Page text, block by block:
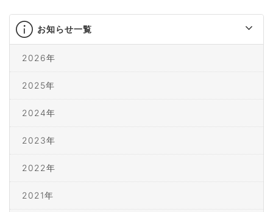
お知らせ一覧
2026年
2025年
2024年
2023年
2022年
2021年